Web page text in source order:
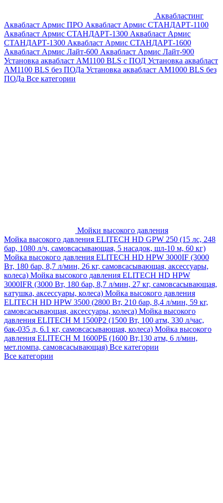
Аквабластинг
Аквабласт Армис ПРО Аквабласт Армис СТАНДАРТ-1100
Аквабласт Армис СТАНДАРТ-1300 Аквабласт Армис
СТАНДАРТ-1300 Аквабласт Армис СТАНДАРТ-1600
Аквабласт Армис Лайт-600 Аквабласт Армис Лайт-900
Установка аквабласт AM1100 BLS с ПОД Установка аквабласт
AM1100 BLS без ПОДа Установка аквабласт AM1000 BLS без
ПОДа Все категории
Мойки высокого давления
Мойка высокого давления ELITECH HD GPW 250 (15 лс, 248
бар, 1080 л/ч, самовсасывающая, 5 насадок, шл-10 м, 60 кг)
Мойка высокого давления ELITECH HD HPW 3000IF (3000
Вт, 180 бар, 8,7 л/мин, 26 кг, самовсасывающая, аксессуары,
колеса) Мойка высокого давления ELITECH HD HPW
3000IFR (3000 Вт, 180 бар, 8,7 л/мин, 27 кг, самовсасывающая,
катушка, аксессуары, колеса) Мойка высокого давления
ELITECH HD HPW 3500 (2800 Вт, 210 бар, 8,4 л/мин, 59 кг,
самовсасывающая, аксессуары, колеса) Мойка высокого
давления ELITECH M 1500P2 (1500 Вт, 100 атм, 330 л/час,
бак-035 л, 6.1 кг, самовсасывающая, колеса) Мойка высокого
давления ELITECH М 1600РБ (1600 Вт,130 атм, 6 л/мин,
мет.помпа, самовсасывающая) Все категории
Все категории